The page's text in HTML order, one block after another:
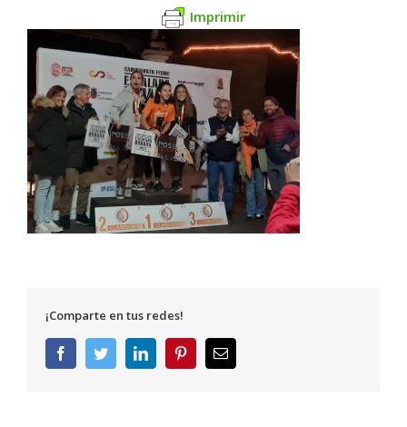
Imprimir
¡Comparte en tus redes!
FacebookTwitterLinkedInPinterestCorreo
electrónico